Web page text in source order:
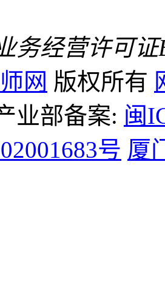
务经营许可证
网 版权所有
业部备案: 闽
号 厦